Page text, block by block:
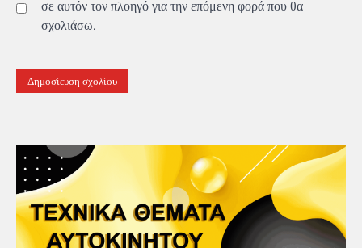
σε αυτόν τον πλοηγό για την επόμενη φορά που θα
σχολιάσω.